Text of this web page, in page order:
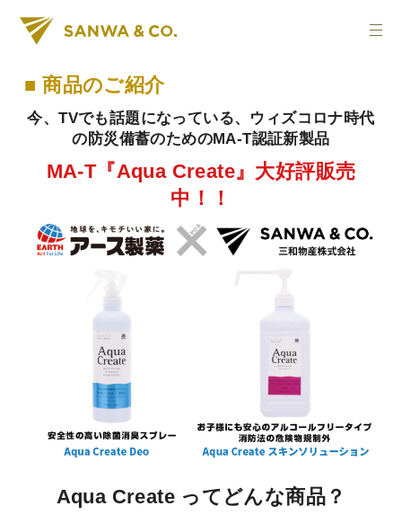
■ 商品のご紹介
今、TVでも話題になっている、ウィズコロナ時代
の防災備蓄のためのMA-T認証新製品
MA-T『Aqua Create』大好評販売
中！！
Aqua Create ってどんな商品？